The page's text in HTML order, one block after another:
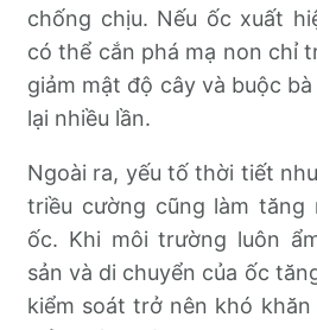
chống chịu. Nếu ốc xuất
có thể cắn phá mạ non chỉ
giảm mật độ cây và buộc
lại nhiều lần.
Ngoài ra, yếu tố thời tiết
triều cường cũng làm tăng
ốc. Khi môi trường luôn
sản và di chuyển của ốc
kiểm soát trở nên khó